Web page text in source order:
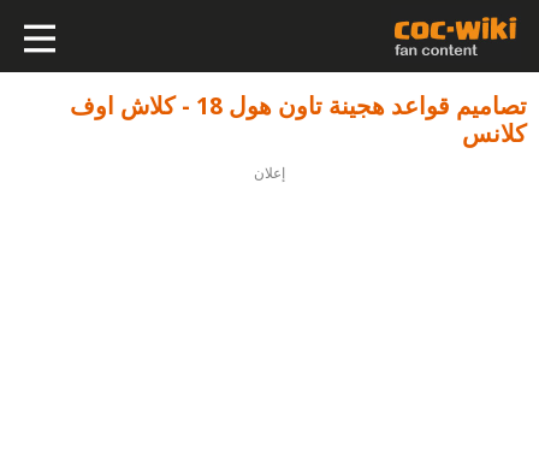
تصاميم قواعد هجينة تاون هول 18 - كلاش اوف
كلانس
إعلان